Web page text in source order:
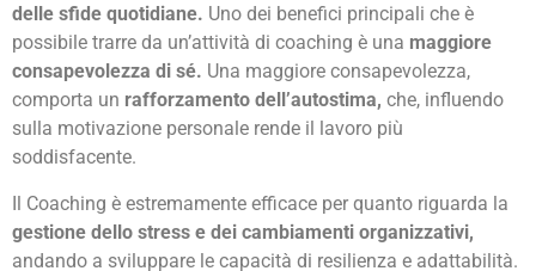
delle sfide quotidiane. Uno dei benefici principali che è
possibile trarre da un’attività di coaching è una maggiore
consapevolezza di sé. Una maggiore consapevolezza,
comporta un rafforzamento dell’autostima, che, influendo
sulla motivazione personale rende il lavoro più
soddisfacente.
Il Coaching è estremamente efficace per quanto riguarda la
gestione dello stress e dei cambiamenti organizzativi,
andando a sviluppare le capacità di resilienza e adattabilità.